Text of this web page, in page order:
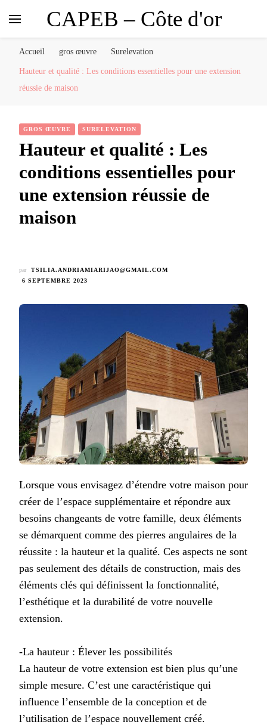
CAPEB – Côte d'or
Accueil gros œuvre Surelevation
Hauteur et qualité : Les conditions essentielles pour une extension
réussie de maison
GROS ŒUVRE SURELEVATION
Hauteur et qualité : Les
conditions essentielles pour
une extension réussie de
maison
par
TSILIA.ANDRIAMIARIJAO@GMAIL.COM
6 SEPTEMBRE 2023
Lorsque vous envisagez d’étendre votre maison pour
créer de l’espace supplémentaire et répondre aux
besoins changeants de votre famille, deux éléments
se démarquent comme des pierres angulaires de la
réussite : la hauteur et la qualité. Ces aspects ne sont
pas seulement des détails de construction, mais des
éléments clés qui définissent la fonctionnalité,
l’esthétique et la durabilité de votre nouvelle
extension.
-La hauteur : Élever les possibilités
La hauteur de votre extension est bien plus qu’une
simple mesure. C’est une caractéristique qui
influence l’ensemble de la conception et de
l’utilisation de l’espace nouvellement créé.